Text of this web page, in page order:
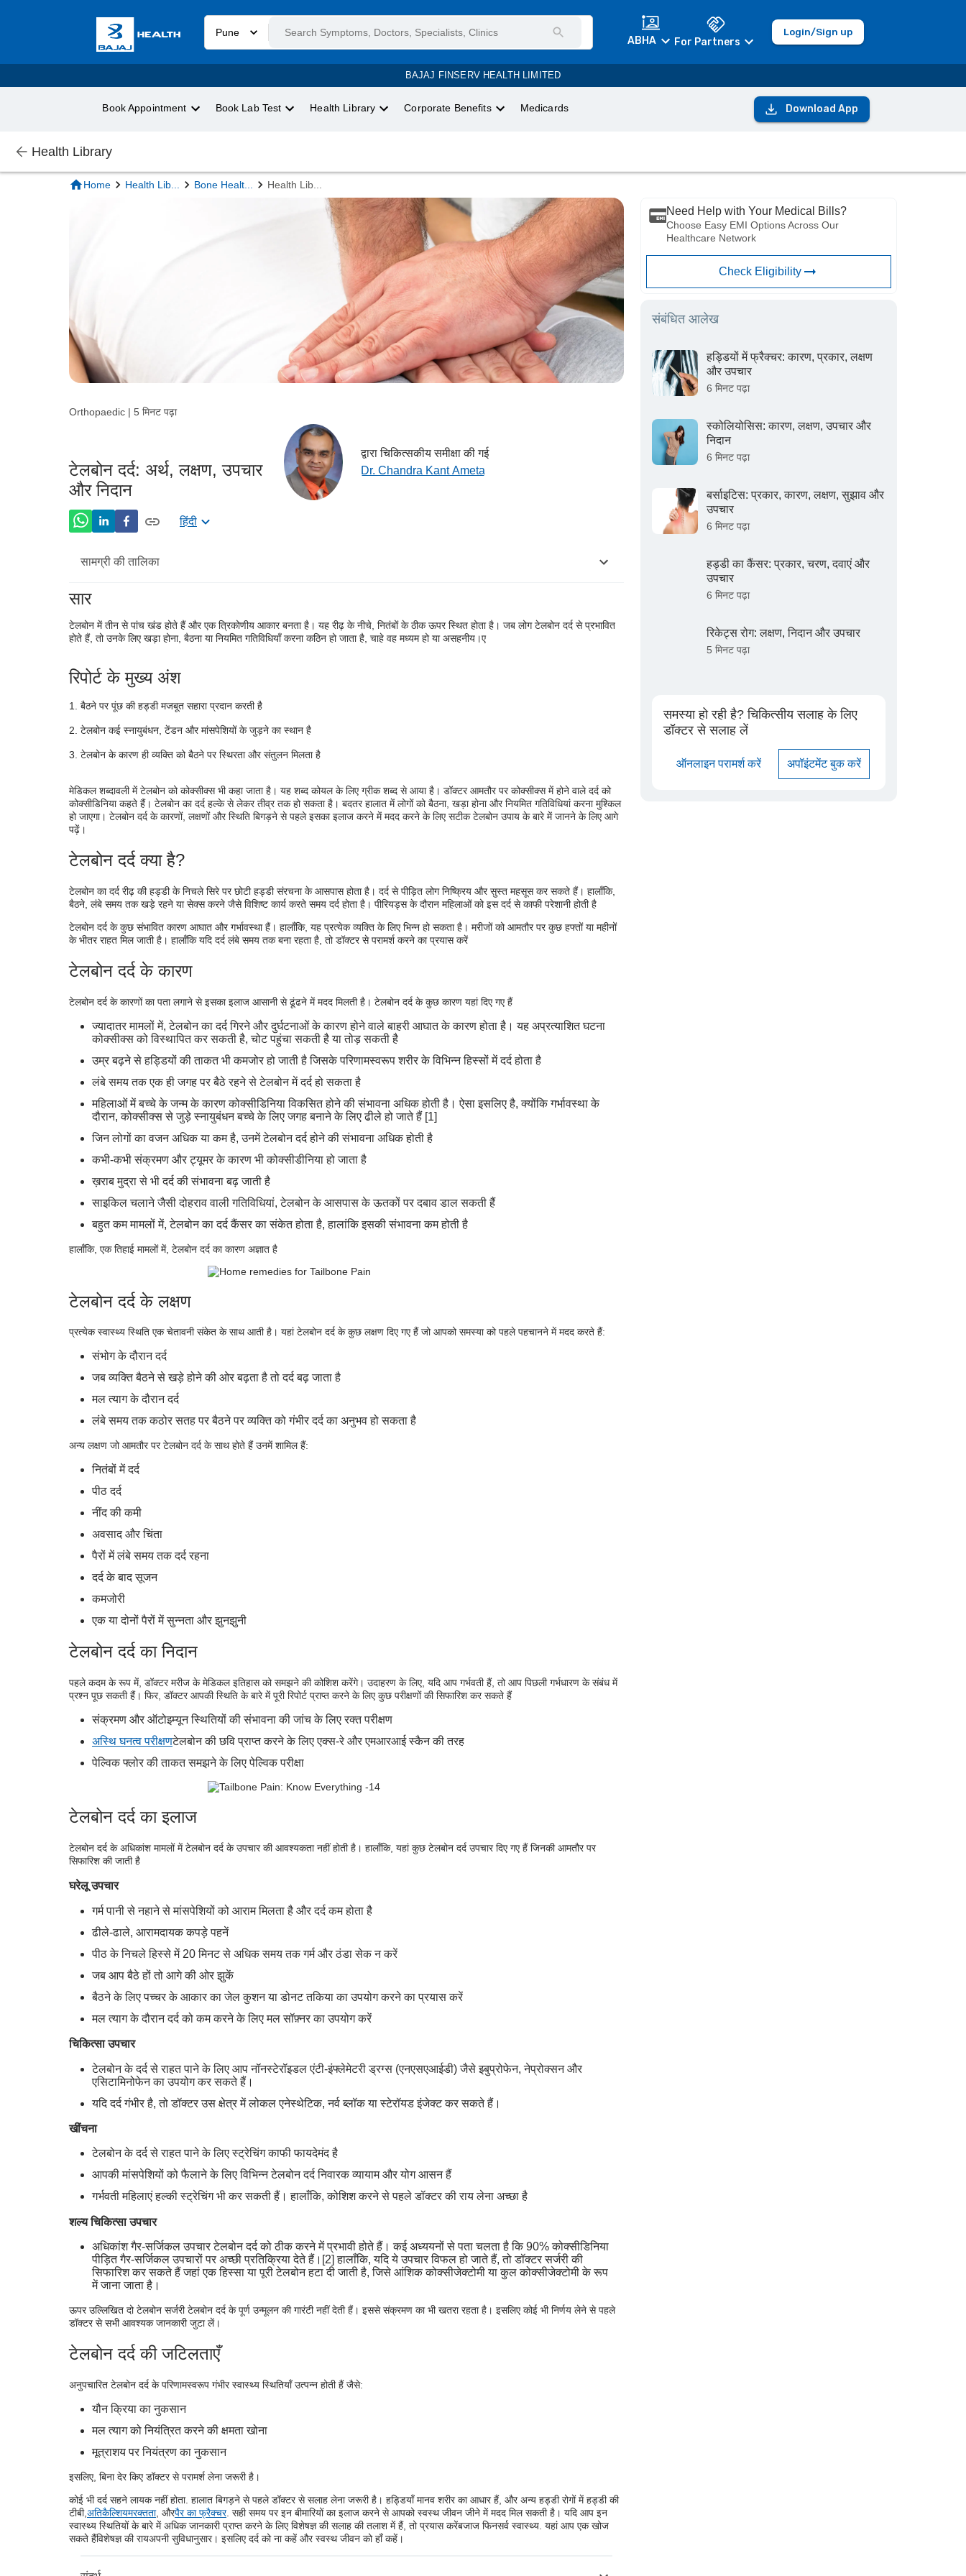
Pune
ABHA For Partners
Login/Sign up
BAJAJ FINSERV HEALTH LIMITED
Book Appointment Book Lab Test Health Library Corporate Benefits Medicards Download App
Health Library
Home Health Lib... Bone Healt... Health Lib...
Orthopaedic | 5 मिनट पढ़ा
टेलबोन दर्द: अर्थ, लक्षण, उपचार
और निदान
द्वारा चिकित्सकीय समीक्षा की गई
Dr. Chandra Kant Ameta
हिंदी
सामग्री की तालिका
टेलबोन दर्द के कारण
टेलबोन दर्द का निदान
टेलबोन दर्द का इलाज
टेलबोन दर्द की जटिलताएँ
सार
टेलबोन में तीन से पांच खंड होते हैं और एक त्रिकोणीय आकार बनता है। यह रीढ़ के नीचे, नितंबों के ठीक ऊपर स्थित होता है। जब लोग टेलबोन दर्द से प्रभावित
होते हैं, तो उनके लिए खड़ा होना, बैठना या नियमित गतिविधियाँ करना कठिन हो जाता है, चाहे वह मध्यम हो या असहनीय।ए
रिपोर्ट के मुख्य अंश
बैठने पर पूंछ की हड्डी मजबूत सहारा प्रदान करती है
टेलबोन कई स्नायुबंधन, टेंडन और मांसपेशियों के जुड़ने का स्थान है
टेलबोन के कारण ही व्यक्ति को बैठने पर स्थिरता और संतुलन मिलता है
मेडिकल शब्दावली में टेलबोन को कोक्सीक्स भी कहा जाता है। यह शब्द कोयल के लिए ग्रीक शब्द से आया है। डॉक्टर आमतौर पर कोक्सीक्स में होने वाले दर्द को
कोक्सीडिनिया कहते हैं। टेलबोन का दर्द हल्के से लेकर तीव्र तक हो सकता है। बदतर हालात में लोगों को बैठना, खड़ा होना और नियमित गतिविधियां करना मुश्किल
हो जाएगा। टेलबोन दर्द के कारणों, लक्षणों और स्थिति बिगड़ने से पहले इसका इलाज करने में मदद करने के लिए सटीक टेलबोन उपाय के बारे में जानने के लिए आगे
पढ़ें।
टेलबोन दर्द क्या है?
टेलबोन का दर्द रीढ़ की हड्डी के निचले सिरे पर छोटी हड्डी संरचना के आसपास होता है। दर्द से पीड़ित लोग निष्क्रिय और सुस्त महसूस कर सकते हैं। हालाँकि,
बैठने, लंबे समय तक खड़े रहने या सेक्स करने जैसे विशिष्ट कार्य करते समय दर्द होता है। पीरियड्स के दौरान महिलाओं को इस दर्द से काफी परेशानी होती है
टेलबोन दर्द के कुछ संभावित कारण आघात और गर्भावस्था हैं। हालाँकि, यह प्रत्येक व्यक्ति के लिए भिन्न हो सकता है। मरीजों को आमतौर पर कुछ हफ्तों या महीनों
के भीतर राहत मिल जाती है। हालाँकि यदि दर्द लंबे समय तक बना रहता है, तो डॉक्टर से परामर्श करने का प्रयास करें
टेलबोन दर्द के कारण
टेलबोन दर्द के कारणों का पता लगाने से इसका इलाज आसानी से ढूंढने में मदद मिलती है। टेलबोन दर्द के कुछ कारण यहां दिए गए हैं
ज्यादातर मामलों में, टेलबोन का दर्द गिरने और दुर्घटनाओं के कारण होने वाले बाहरी आघात के कारण होता है। यह अप्रत्याशित घटना
कोक्सीक्स को विस्थापित कर सकती है, चोट पहुंचा सकती है या तोड़ सकती है
उम्र बढ़ने से हड्डियों की ताकत भी कमजोर हो जाती है जिसके परिणामस्वरूप शरीर के विभिन्न हिस्सों में दर्द होता है
लंबे समय तक एक ही जगह पर बैठे रहने से टेलबोन में दर्द हो सकता है
महिलाओं में बच्चे के जन्म के कारण कोक्सीडिनिया विकसित होने की संभावना अधिक होती है। ऐसा इसलिए है, क्योंकि गर्भावस्था के
दौरान, कोक्सीक्स से जुड़े स्नायुबंधन बच्चे के लिए जगह बनाने के लिए ढीले हो जाते हैं [1]
जिन लोगों का वजन अधिक या कम है, उनमें टेलबोन दर्द होने की संभावना अधिक होती है
कभी-कभी संक्रमण और ट्यूमर के कारण भी कोक्सीडीनिया हो जाता है
ख़राब मुद्रा से भी दर्द की संभावना बढ़ जाती है
साइकिल चलाने जैसी दोहराव वाली गतिविधियां, टेलबोन के आसपास के ऊतकों पर दबाव डाल सकती हैं
बहुत कम मामलों में, टेलबोन का दर्द कैंसर का संकेत होता है, हालांकि इसकी संभावना कम होती है
हालाँकि, एक तिहाई मामलों में, टेलबोन दर्द का कारण अज्ञात है
टेलबोन दर्द के लक्षण
प्रत्येक स्वास्थ्य स्थिति एक चेतावनी संकेत के साथ आती है। यहां टेलबोन दर्द के कुछ लक्षण दिए गए हैं जो आपको समस्या को पहले पहचानने में मदद करते हैं:
संभोग के दौरान दर्द
जब व्यक्ति बैठने से खड़े होने की ओर बढ़ता है तो दर्द बढ़ जाता है
मल त्याग के दौरान दर्द
लंबे समय तक कठोर सतह पर बैठने पर व्यक्ति को गंभीर दर्द का अनुभव हो सकता है
अन्य लक्षण जो आमतौर पर टेलबोन दर्द के साथ होते हैं उनमें शामिल हैं:
नितंबों में दर्द
पीठ दर्द
नींद की कमी
अवसाद और चिंता
पैरों में लंबे समय तक दर्द रहना
दर्द के बाद सूजन
कमजोरी
एक या दोनों पैरों में सुन्नता और झुनझुनी
टेलबोन दर्द का निदान
पहले कदम के रूप में, डॉक्टर मरीज के मेडिकल इतिहास को समझने की कोशिश करेंगे। उदाहरण के लिए, यदि आप गर्भवती हैं, तो आप पिछली गर्भधारण के संबंध में
प्रश्न पूछ सकती हैं। फिर, डॉक्टर आपकी स्थिति के बारे में पूरी रिपोर्ट प्राप्त करने के लिए कुछ परीक्षणों की सिफारिश कर सकते हैं
संक्रमण और ऑटोइम्यून स्थितियों की संभावना की जांच के लिए रक्त परीक्षण
अस्थि घनत्व परीक्षणटेलबोन की छवि प्राप्त करने के लिए एक्स-रे और एमआरआई स्कैन की तरह
पेल्विक फ्लोर की ताकत समझने के लिए पेल्विक परीक्षा
टेलबोन दर्द का इलाज
टेलबोन दर्द के अधिकांश मामलों में टेलबोन दर्द के उपचार की आवश्यकता नहीं होती है। हालाँकि, यहां कुछ टेलबोन दर्द उपचार दिए गए हैं जिनकी आमतौर पर
सिफारिश की जाती है
घरेलू उपचार
गर्म पानी से नहाने से मांसपेशियों को आराम मिलता है और दर्द कम होता है
ढीले-ढाले, आरामदायक कपड़े पहनें
पीठ के निचले हिस्से में 20 मिनट से अधिक समय तक गर्म और ठंडा सेक न करें
जब आप बैठे हों तो आगे की ओर झुकें
बैठने के लिए पच्चर के आकार का जेल कुशन या डोनट तकिया का उपयोग करने का प्रयास करें
मल त्याग के दौरान दर्द को कम करने के लिए मल सॉफ़्नर का उपयोग करें
चिकित्सा उपचार
टेलबोन के दर्द से राहत पाने के लिए आप नॉनस्टेरॉइडल एंटी-इंफ्लेमेटरी ड्रग्स (एनएसएआईडी) जैसे इबुप्रोफेन, नेप्रोक्सन और
एसिटामिनोफेन का उपयोग कर सकते हैं।
यदि दर्द गंभीर है, तो डॉक्टर उस क्षेत्र में लोकल एनेस्थेटिक, नर्व ब्लॉक या स्टेरॉयड इंजेक्ट कर सकते हैं।
खींचना
टेलबोन के दर्द से राहत पाने के लिए स्ट्रेचिंग काफी फायदेमंद है
आपकी मांसपेशियों को फैलाने के लिए विभिन्न टेलबोन दर्द निवारक व्यायाम और योग आसन हैं
गर्भवती महिलाएं हल्की स्ट्रेचिंग भी कर सकती हैं। हालाँकि, कोशिश करने से पहले डॉक्टर की राय लेना अच्छा है
शल्य चिकित्सा उपचार
अधिकांश गैर-सर्जिकल उपचार टेलबोन दर्द को ठीक करने में प्रभावी होते हैं। कई अध्ययनों से पता चलता है कि 90% कोक्सीडिनिया
पीड़ित गैर-सर्जिकल उपचारों पर अच्छी प्रतिक्रिया देते हैं।[2] हालाँकि, यदि ये उपचार विफल हो जाते हैं, तो डॉक्टर सर्जरी की
सिफारिश कर सकते हैं जहां एक हिस्सा या पूरी टेलबोन हटा दी जाती है, जिसे आंशिक कोक्सीजेक्टोमी या कुल कोक्सीजेक्टोमी के रूप
में जाना जाता है।
ऊपर उल्लिखित दो टेलबोन सर्जरी टेलबोन दर्द के पूर्ण उन्मूलन की गारंटी नहीं देती हैं। इससे संक्रमण का भी खतरा रहता है। इसलिए कोई भी निर्णय लेने से पहले
डॉक्टर से सभी आवश्यक जानकारी जुटा लें।
टेलबोन दर्द की जटिलताएँ
अनुपचारित टेलबोन दर्द के परिणामस्वरूप गंभीर स्वास्थ्य स्थितियाँ उत्पन्न होती हैं जैसे:
यौन क्रिया का नुकसान
मल त्याग को नियंत्रित करने की क्षमता खोना
मूत्राशय पर नियंत्रण का नुकसान
इसलिए, बिना देर किए डॉक्टर से परामर्श लेना जरूरी है।
कोई भी दर्द सहने लायक नहीं होता. हालात बिगड़ने से पहले डॉक्टर से सलाह लेना जरूरी है। हड्डियाँ मानव शरीर का आधार हैं, और अन्य हड्डी रोगों में हड्डी की
टीबी,अतिकैल्शियमरक्तता, औरपैर का फ्रैक्चर. सही समय पर इन बीमारियों का इलाज करने से आपको स्वस्थ जीवन जीने में मदद मिल सकती है। यदि आप इन
स्वास्थ्य स्थितियों के बारे में अधिक जानकारी प्राप्त करने के लिए विशेषज्ञ की सलाह की तलाश में हैं, तो प्रयास करेंबजाज फिनसर्व स्वास्थ्य . यहां आप एक खोज
सकते हैंविशेषज्ञ की रायअपनी सुविधानुसार। इसलिए दर्द को ना कहें और स्वस्थ जीवन को हाँ कहें।
Need Help with Your Medical Bills?
Choose Easy EMI Options Across Our
Healthcare Network
Check Eligibility
संबंधित आलेख
हड्डियों में फ्रैक्चर: कारण, प्रकार, लक्षण
और उपचार
6 मिनट पढ़ा
स्कोलियोसिस: कारण, लक्षण, उपचार और
निदान
6 मिनट पढ़ा
बर्साइटिस: प्रकार, कारण, लक्षण, सुझाव और
उपचार
6 मिनट पढ़ा
हड्डी का कैंसर: प्रकार, चरण, दवाएं और
उपचार
6 मिनट पढ़ा
रिकेट्स रोग: लक्षण, निदान और उपचार
5 मिनट पढ़ा
समस्या हो रही है? चिकित्सीय सलाह के लिए
डॉक्टर से सलाह लें
ऑनलाइन परामर्श करें अपॉइंटमेंट बुक करें